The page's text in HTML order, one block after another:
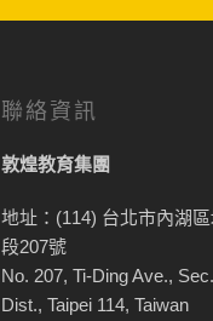
聯絡資訊
敦煌教育集團
地址：(114) 台北市內湖
段207號
No. 207, Ti-Ding Ave.,
Dist., Taipei 114, Taiwan